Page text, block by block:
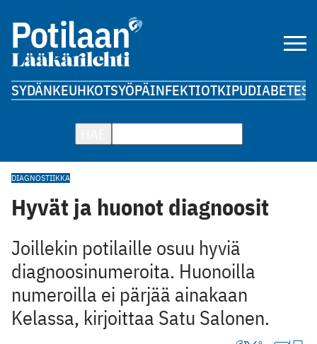
SYDÄNKEUHKOTSYÖPÄINFEKTIOTKIPUDIABETES
DIAGNOSTIIKKA
Hyvät ja huonot diagnoosit
Joillekin potilaille osuu hyviä
diagnoosinumeroita. Huonoilla
numeroilla ei pärjää ainakaan
Kelassa, kirjoittaa Satu Salonen.